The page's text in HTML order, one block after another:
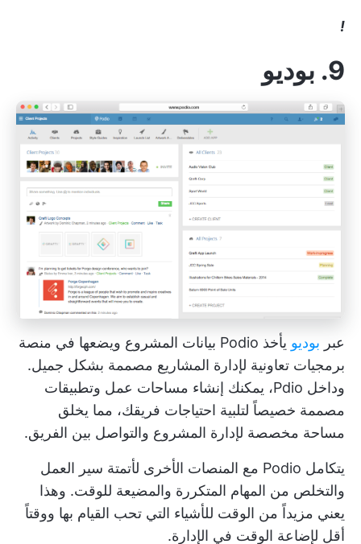
!
9. بوديو
عبر بوديو
يأخذ Podio بيانات المشروع ويضعها في منصة
برمجيات تعاونية لإدارة المشاريع مصممة بشكل جميل.
وداخل Pdio، يمكنك إنشاء مساحات عمل وتطبيقات
مصممة خصيصاً لتلبية احتياجات فريقك، مما يخلق
مساحة مخصصة لإدارة المشروع والتواصل بين الفريق.
يتكامل Podio مع المنصات الأخرى لأتمتة سير العمل
والتخلص من المهام المتكررة والمضيعة للوقت. وهذا
يعني مزيداً من الوقت للأشياء التي تحب القيام بها ووقتاً
أقل لإضاعة الوقت في الإدارة.